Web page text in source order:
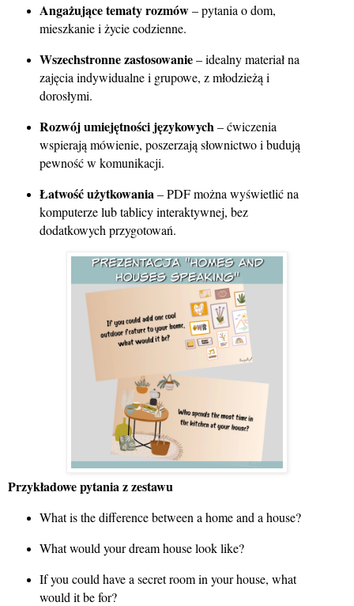
Angażujące tematy rozmów– pytania o dom,
mieszkanie i życie codzienne.
Wszechstronne zastosowanie– idealny materiał na
zajęcia indywidualne i grupowe, z młodzieżą i
dorosłymi.
Rozwój umiejętności językowych – ćwiczenia
wspierają mówienie, poszerzają słownictwo i budują
pewność w komunikacji.
Łatwość użytkowania – PDF można wyświetlić na
komputerze lub tablicy interaktywnej, bez
dodatkowych przygotowań.
Przykładowe pytania z zestawu
What is the difference between a home and a house?
What would your dream house look like?
If you could have a secret room in your house, what
would it be for?